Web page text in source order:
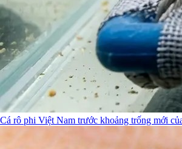
Cá rô phi Việt Nam trước khoảng trống mới